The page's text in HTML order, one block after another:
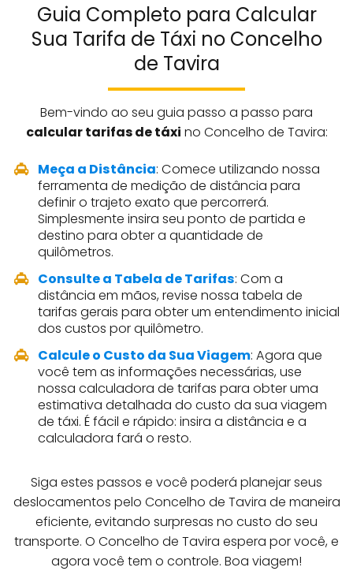
Guia Completo para Calcular
Sua Tarifa de Táxi no Concelho
de Tavira
Bem-vindo ao seu guia passo a passo para
calcular tarifas de táxi no Concelho de Tavira:
Meça a Distância: Comece utilizando nossa
ferramenta de medição de distância para
definir o trajeto exato que percorrerá.
Simplesmente insira seu ponto de partida e
destino para obter a quantidade de
quilômetros.
Consulte a Tabela de Tarifas: Com a
distância em mãos, revise nossa tabela de
tarifas gerais para obter um entendimento inicial
dos custos por quilômetro.
Calcule o Custo da Sua Viagem: Agora que
você tem as informações necessárias, use
nossa calculadora de tarifas para obter uma
estimativa detalhada do custo da sua viagem
de táxi. É fácil e rápido: insira a distância e a
calculadora fará o resto.
Siga estes passos e você poderá planejar seus
deslocamentos pelo Concelho de Tavira de maneira
eficiente, evitando surpresas no custo do seu
transporte. O Concelho de Tavira espera por você, e
agora você tem o controle. Boa viagem!